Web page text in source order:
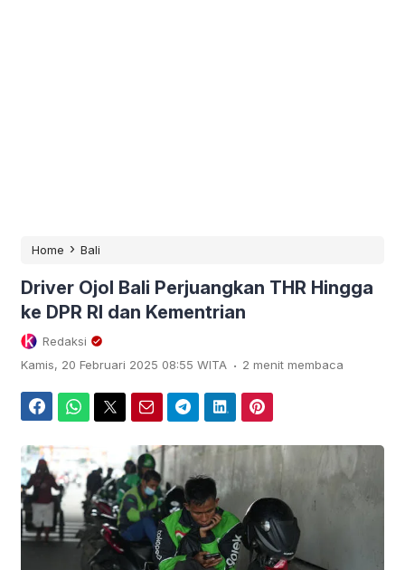
Home › Bali
Driver Ojol Bali Perjuangkan THR Hingga
ke DPR RI dan Kementrian
Redaksi
Kamis, 20 Februari 2025 08:55 WITA . 2 menit membaca